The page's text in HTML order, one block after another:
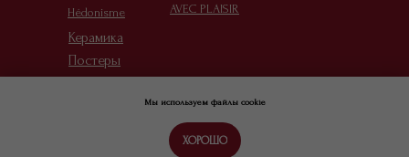
Hédonisme AVEC PLAISIR
Керамика
Постеры
Мы используем файлы cookie
ХОРОШО
Made on Tilda